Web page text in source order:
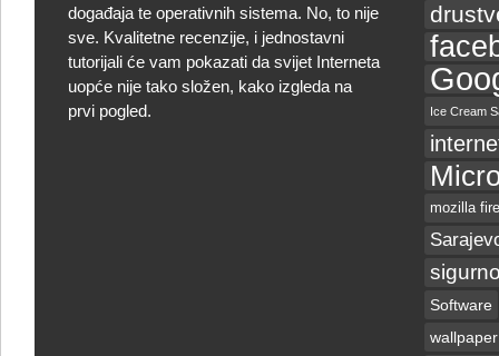
događaja te operativnih sistema. No, to nije
sve. Kvalitetne recenzije, i jednostavni
tutorijali će vam pokazati da svijet Interneta
uopće nije tako složen, kako izgleda na
prvi pogled.
Ice Cream
mozilla
Software
wallpaper